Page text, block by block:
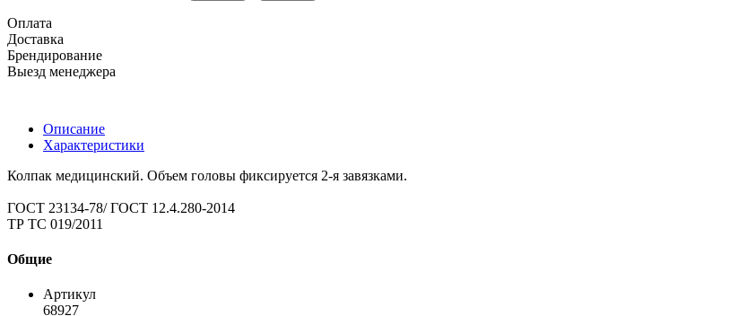
Оплата
Доставка
Брендирование
Выезд менеджера
Описание
Характеристики
Колпак медицинский. Объем головы фиксируется 2-я завязками.
ГОСТ 23134-78/ ГОСТ 12.4.280-2014
ТР ТС 019/2011
Общие
Артикул
68927